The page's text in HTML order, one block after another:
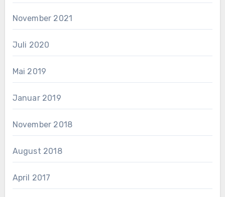
November 2021
Juli 2020
Mai 2019
Januar 2019
November 2018
August 2018
April 2017